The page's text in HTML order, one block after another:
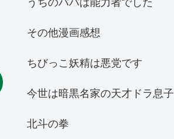
その他漫画感想
ちびっこ妖精は悪党です
今世は暗黒名家の天才ドラ息子
北斗の拳